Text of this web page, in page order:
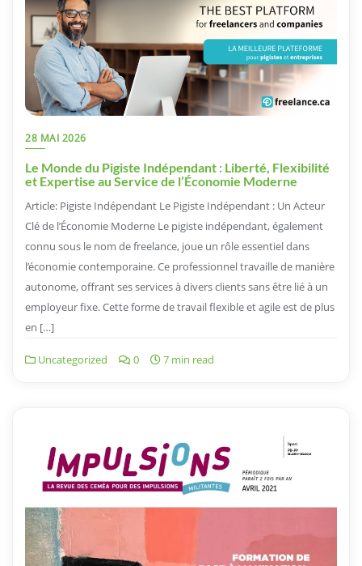
28 MAI 2026
Le Monde du Pigiste Indépendant : Liberté, Flexibilité
et Expertise au Service de l’Économie Moderne
Article: Pigiste Indépendant Le Pigiste Indépendant : Un Acteur
Clé de l’Économie Moderne Le pigiste indépendant, également
connu sous le nom de freelance, joue un rôle essentiel dans
l’économie contemporaine. Ce professionnel travaille de manière
autonome, offrant ses services à divers clients sans être lié à un
employeur fixe. Cette forme de travail flexible et agile est de plus
en […]
Uncategorized 0 7 min read